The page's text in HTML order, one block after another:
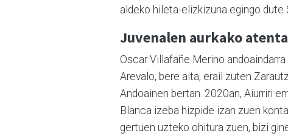
aldeko hileta-elizkizuna egingo dute
Juvenalen aurkako
Oscar Villafañe Merino
Arevalo, bere aita, erail zuten
Andoainen bertan. 2020an, Aiurriri
Blanca izeba hizpide izan zuen
gertuen uzteko ohitura zuen, bizi